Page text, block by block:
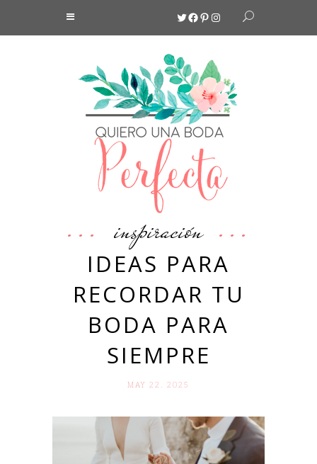
Twitter
Facebook
Pinterest
Instagram
inspiración
IDEAS PARA
RECORDAR TU
BODA PARA
SIEMPRE
MAY 22. 2025